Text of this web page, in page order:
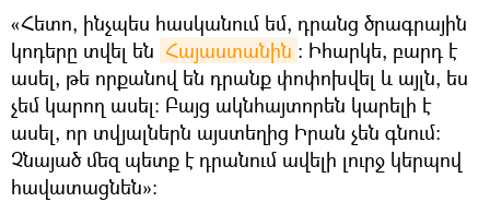
«Հետո, ինչպես հասկանում եմ, դրանց ծրագրային
կոդերը տվել են Հայաստանին ։ Իհարկե, բարդ է
ասել, թե որքանով են դրանք փոփոխվել և այլն, ես
չեմ կարող ասել։ Բայց ակնհայտորեն կարելի է
ասել, որ տվյալներն այստեղից Իրան չեն գնում։
Չնայած մեզ պետք է դրանում ավելի լուրջ կերպով
հավատացնեն»։